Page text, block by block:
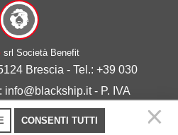
srl Società Benefit
Brescia - Tel.: +39 030
info@blackship.it - P. IVA
CONSENTI TUTTI